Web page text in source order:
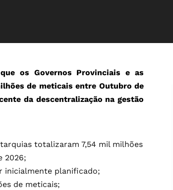
os Governos Provinciais e as
de meticais entre Outubro de
da descentralização na gestão
totalizaram 7,54 mil milhões
2026;
inicialmente planificado;
de meticais;